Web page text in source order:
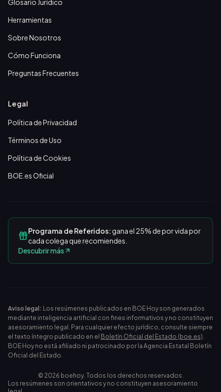
Glosario Jurídico
Herramientas
Sobre Nosotros
Cómo Funciona
Preguntas Frecuentes
Legal
Política de Privacidad
Términos de Uso
Política de Cookies
BOE.es Oficial
Programa de Referidos:gana el 25% de por vida por
cada colega que recomiendes.
Descubrir más
Aviso legal: Los resúmenes publicados en BOE Hoy son generados
mediante inteligencia artificial con fines informativos y no constituyen
asesoramiento legal. Para cualquier efecto jurídico, consulte siempre
el texto íntegro publicado en el Boletín Oficial del Estado (boe.es).
BOE Hoy no está afiliado ni patrocinado por la Agencia Estatal Boletín
Oficial del Estado.
© 2026 boehoy. Todos los derechos reservados.
Los resúmenes son orientativos y no constituyen asesoramiento